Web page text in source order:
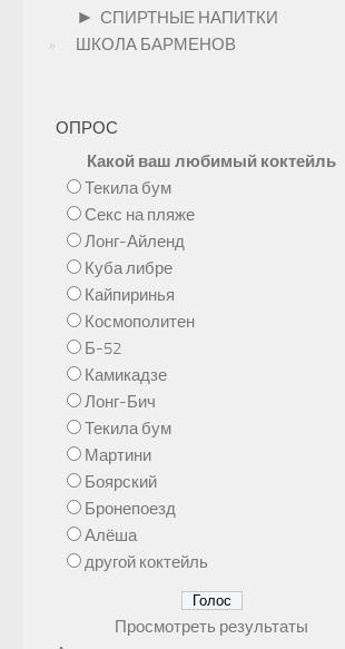
► СПИРТНЫЕ НАПИТКИ
ШКОЛА БАРМЕНОВ
ОПРОС
Какой ваш любимый коктейль
Текила бум
Секс на пляже
Лонг-Айленд
Куба либре
Кайпиринья
Космополитен
Б-52
Камикадзе
Лонг-Бич
Текила бум
Мартини
Боярский
Бронепоезд
Алёша
другой коктейль
Просмотреть результаты